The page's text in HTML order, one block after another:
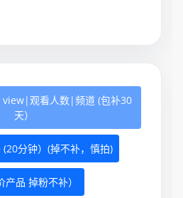
观看人数|频道 (包补30
天）
分钟）(掉不补，慎拍)
品 掉粉不补）